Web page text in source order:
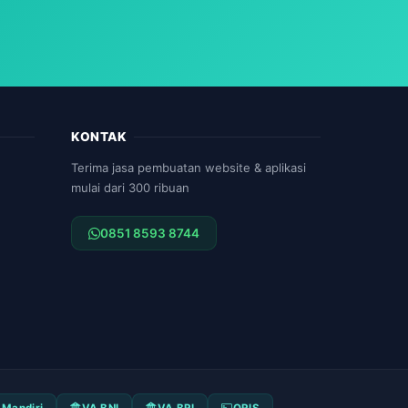
KONTAK
Terima jasa pembuatan website & aplikasi
mulai dari 300 ribuan
0851 8593 8744